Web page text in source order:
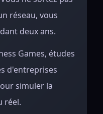
réseau, vous
deux ans.
Games, études
d'entreprises
simuler la
réel.